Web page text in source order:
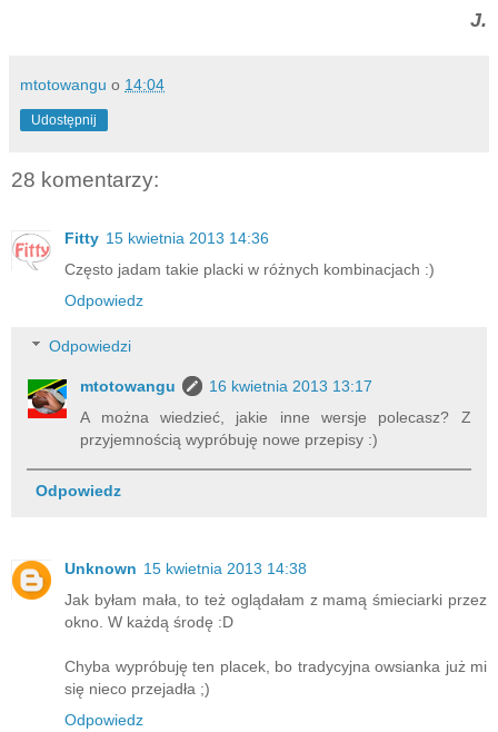
J.
mtotowangu o 14:04
Udostępnij
28 komentarzy:
Fitty 15 kwietnia 2013 14:36
Często jadam takie placki w różnych kombinacjach :)
Odpowiedz
Odpowiedzi
mtotowangu
16 kwietnia 2013 13:17
A można wiedzieć, jakie inne wersje polecasz? Z
przyjemnością wypróbuję nowe przepisy :)
Odpowiedz
Unknown 15 kwietnia 2013 14:38
Jak byłam mała, to też oglądałam z mamą śmieciarki przez
okno. W każdą środę :D
Chyba wypróbuję ten placek, bo tradycyjna owsianka już mi
się nieco przejadła ;)
Odpowiedz